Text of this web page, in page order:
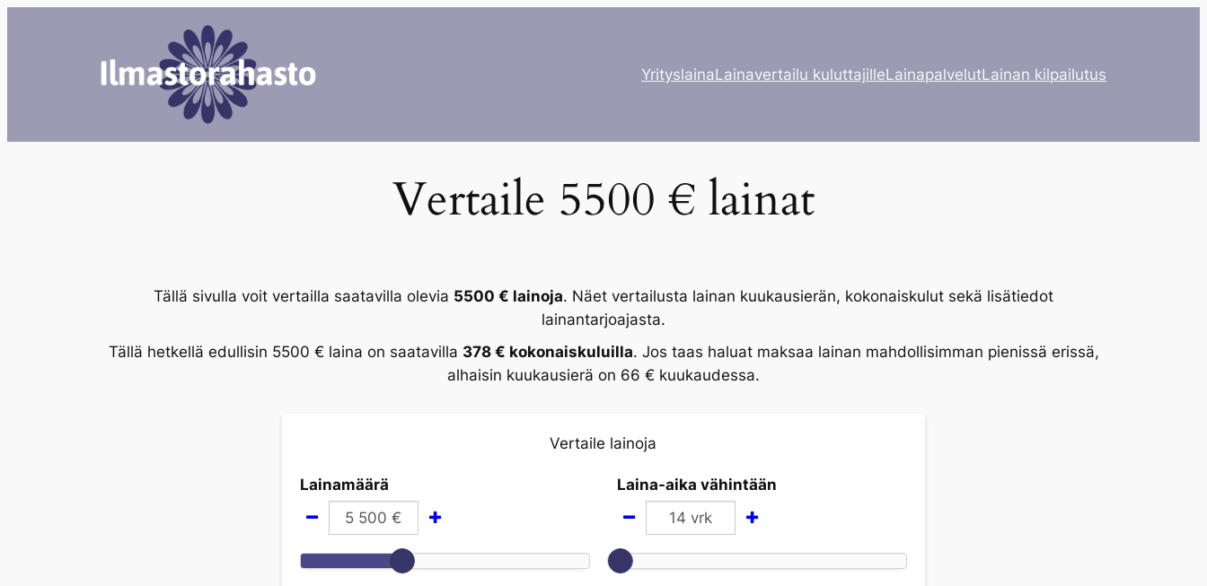
YrityslainaLainavertailu kuluttajilleLainapalvelutLainan kilpailutus
Vertaile 5500 € lainat
Tällä sivulla voit vertailla saatavilla olevia 5500 € lainoja. Näet vertailusta lainan kuukausierän, kokonaiskulut sekä lisätiedot
lainantarjoajasta.
Tällä hetkellä edullisin 5500 € laina on saatavilla 378 € kokonaiskuluilla. Jos taas haluat maksaa lainan mahdollisimman pienissä erissä,
alhaisin kuukausierä on 66 € kuukaudessa.
Vertaile lainoja
Lainamäärä
5 500 €
Laina-aika vähintään
14 vrk